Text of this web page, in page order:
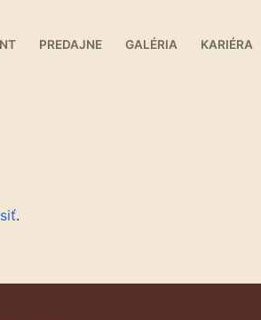
PREDAJNE GALÉRIA KARIÉRA
.